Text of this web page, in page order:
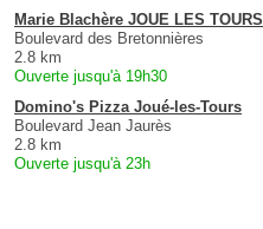
Marie Blachère JOUE LES TOURS
Boulevard des Bretonnières
2.8 km
Ouverte jusqu'à 19h30
Domino's Pizza Joué-les-Tours
Boulevard Jean Jaurès
2.8 km
Ouverte jusqu'à 23h